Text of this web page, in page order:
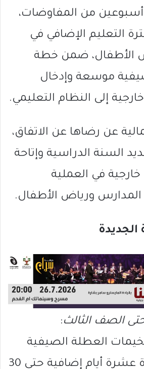
من المفاوضات،
التعليم الإضافي في
الأطفال، ضمن خطة
موسعة وإدخال
إلى النظام التعليمي.
عن رضاها عن الاتفاق،
السنة الدراسية وإتاحة
في العملية
المدارس ورياض الأطفال.
الصف الثالث:
العطلة الصيفية
المدرسية” لمدة عشرة أيام إضافية حتى 30